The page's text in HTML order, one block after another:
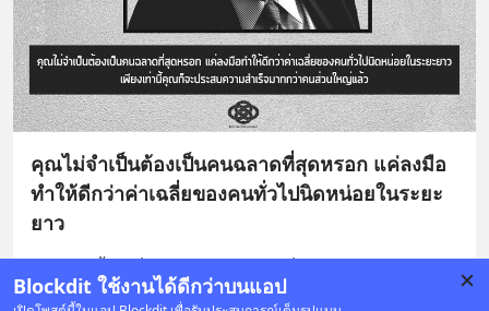
Blockdit ใช้งานได้ดีกว่าบนแอป
คุณไม่จำเป็นต้องเป็นคนฉลาดที่สุดหรอก แค่ลงมือ
ทำให้ดีกว่าค่าเฉลี่ยของคนทั่วไปนิดหน่อยในระยะ
ยาว
ใหญ่แล้ว ... อ่านต่อ